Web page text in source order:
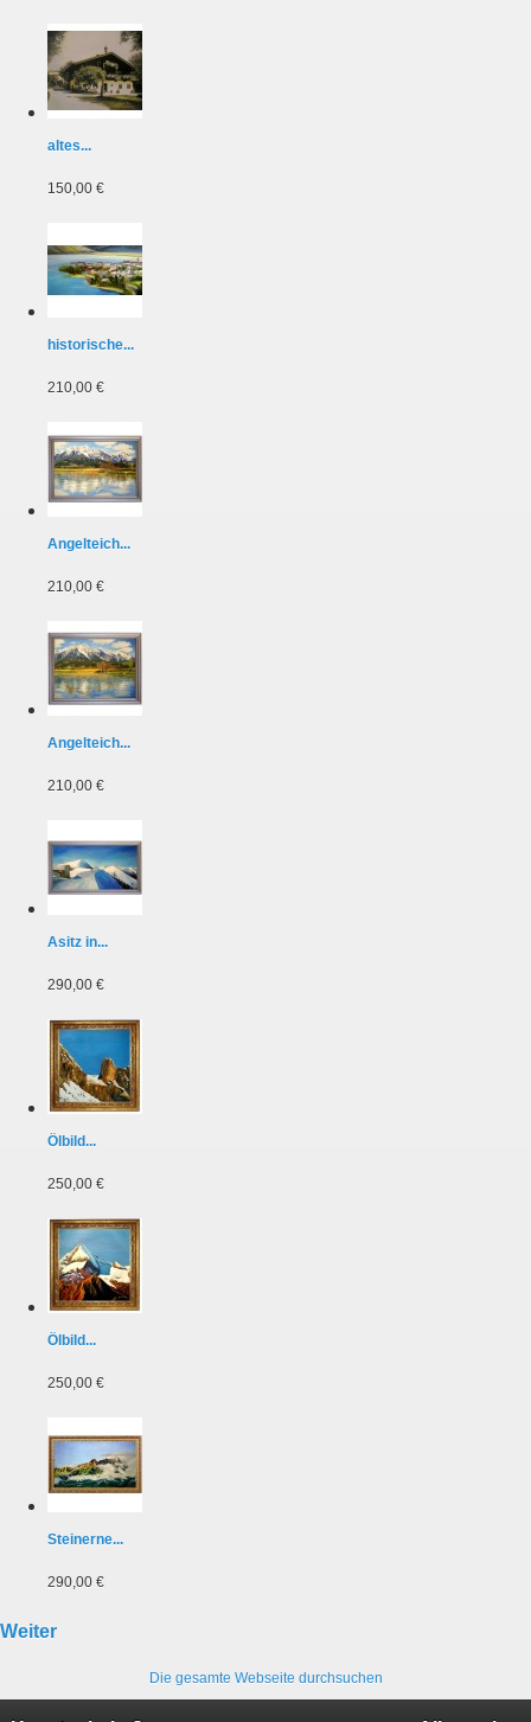
altes...
150,00 €
historische...
210,00 €
Angelteich...
210,00 €
Angelteich...
210,00 €
Asitz in...
290,00 €
Ölbild...
250,00 €
Ölbild...
250,00 €
Steinerne...
290,00 €
Weiter
Die gesamte Webseite durchsuchen